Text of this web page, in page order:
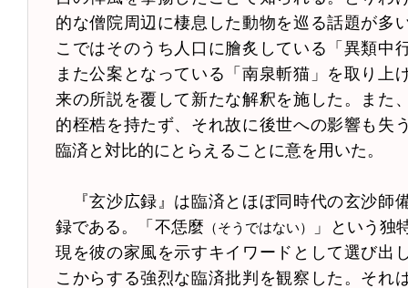
的な僧院周辺に棲息した動物を巡る話題が多
こではそのうち人口に膾炙している「異類中
また公案となっている「南泉斬猫」を取り上
来の所説を覆して新たな解釈を施した。また
的桎梏を持たず、それ故に後世への影響も失
臨済と対比的にとらえることに意を用いた。
『玄沙広録』は臨済とほぼ同時代の玄沙師
録である。「不恁麼 （そうではない）
」という独
現を彼の家風を示すキイワードとして選び出
こからする強烈な臨済批判を観察した。それ